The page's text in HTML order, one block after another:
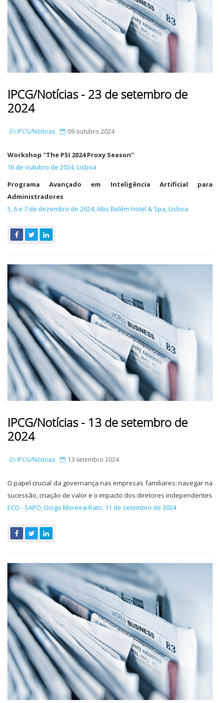
IPCG/Notícias - 23 de setembro de
2024
IPCG/Notícias 09 outubro 2024
Workshop "The PSI 2024 Proxy Season"
16 de outubro de 2024, Lisboa
Programa Avançado em Inteligência Artificial para
Administradores
5, 6 e 7 de dezembro de 2024, Altis Belém Hotel & Spa, Lisboa
IPCG/Notícias - 13 de setembro de
2024
IPCG/Notícias 13 setembro 2024
O papel crucial da governança nas empresas familiares: navegar na
sucessão, criação de valor e o impacto dos diretores independentes
ECO - SAPO, Diogo Moreira-Rato, 11 de setembro de 2024